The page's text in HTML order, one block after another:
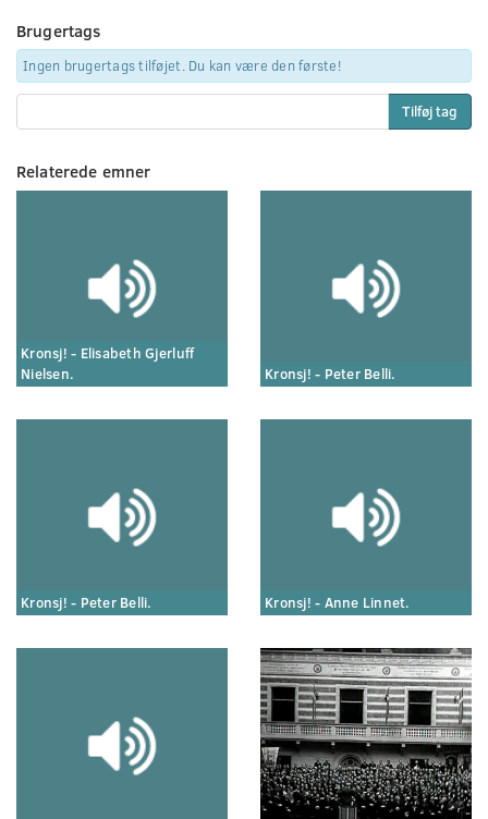
Brugertags
Ingen brugertags tilføjet. Du kan være den første!
Tilføj tag
Relaterede emner
Kronsj! - Elisabeth Gjerluff
Nielsen.
Kronsj! - Peter Belli.
Kronsj! - Peter Belli. Kronsj! - Anne Linnet.